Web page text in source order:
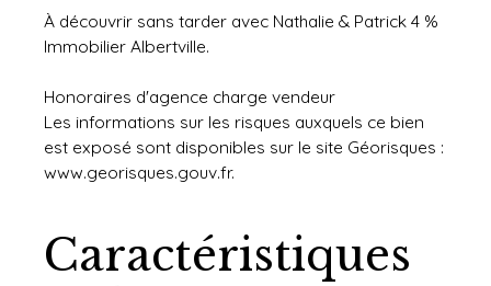
À découvrir sans tarder avec Nathalie & Patrick 4 %
Immobilier Albertville.
Honoraires d'agence charge vendeur
Les informations sur les risques auxquels ce bien
est exposé sont disponibles sur le site Géorisques :
www.georisques.gouv.fr.
Caractéristiques